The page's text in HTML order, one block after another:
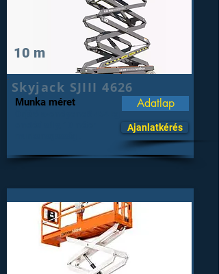
10 m
Skyjack SJIII 4626
Munka méret Adatlap
Ajanlatkérés